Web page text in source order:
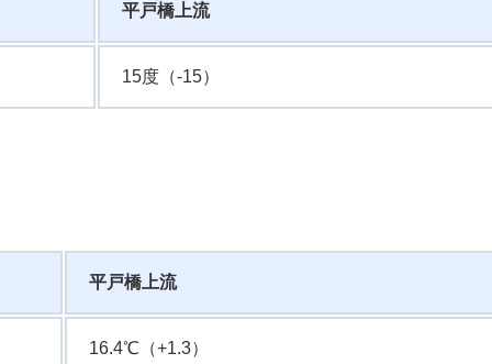
平戸橋上流
15度（-15）
平戸橋上流
16.4℃（+1.3）